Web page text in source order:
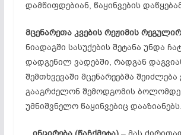
დამწიფდებიან, წაყინვების
მცენარეთა კვების რეჟიმის
ნიადაგში სასუქების შეტანა უნდა
დადგენილ ვადებში, რადგან
შემთხვევაში მცენარეებმა შეიძლება
გააგრძელონ შემოდგომის
უმნიშვნელო წაყინვებიც დააზიანებს.